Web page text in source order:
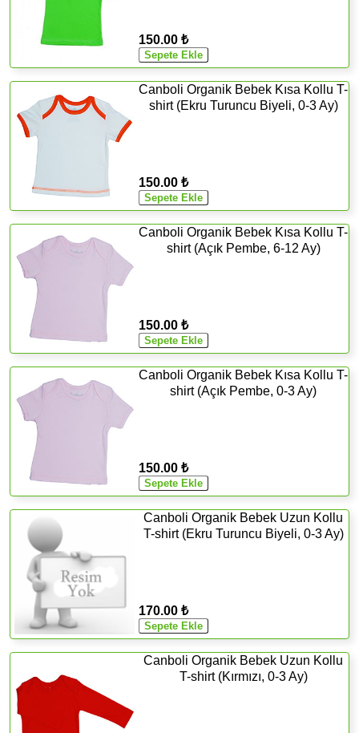
150.00 ₺
Canboli Organik Bebek Kısa Kollu T-
shirt (Ekru Turuncu Biyeli, 0-3 Ay)
150.00 ₺
Canboli Organik Bebek Kısa Kollu T-
shirt (Açık Pembe, 6-12 Ay)
150.00 ₺
Canboli Organik Bebek Kısa Kollu T-
shirt (Açık Pembe, 0-3 Ay)
150.00 ₺
Canboli Organik Bebek Uzun Kollu
T-shirt (Ekru Turuncu Biyeli, 0-3 Ay)
170.00 ₺
Canboli Organik Bebek Uzun Kollu
T-shirt (Kırmızı, 0-3 Ay)